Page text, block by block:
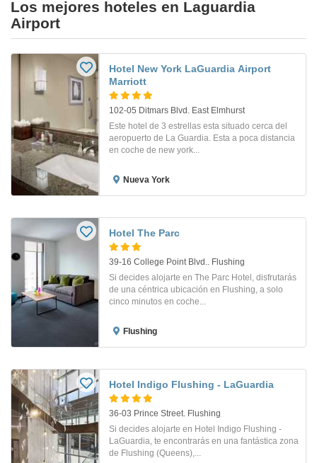
Los mejores hoteles en Laguardia
Airport
Hotel New York LaGuardia Airport
Marriott
102-05 Ditmars Blvd. East Elmhurst
Este hotel de 3 estrellas esta situado cerca del
aeropuerto de La Guardia. Esta a poca distancia
en coche de new york...
Nueva York
Hotel The Parc
39-16 College Point Blvd.. Flushing
Si decides alojarte en The Parc Hotel, disfrutarás
de una céntrica ubicación en Flushing, a solo
cinco minutos en coche...
Flushing
Hotel Indigo Flushing - LaGuardia
36-03 Prince Street. Flushing
Si decides alojarte en Hotel Indigo Flushing -
LaGuardia, te encontrarás en una fantástica zona
de Flushing (Queens),...